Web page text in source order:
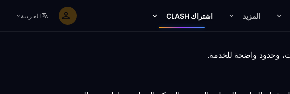
المزيد اشتراك CLASH العربية